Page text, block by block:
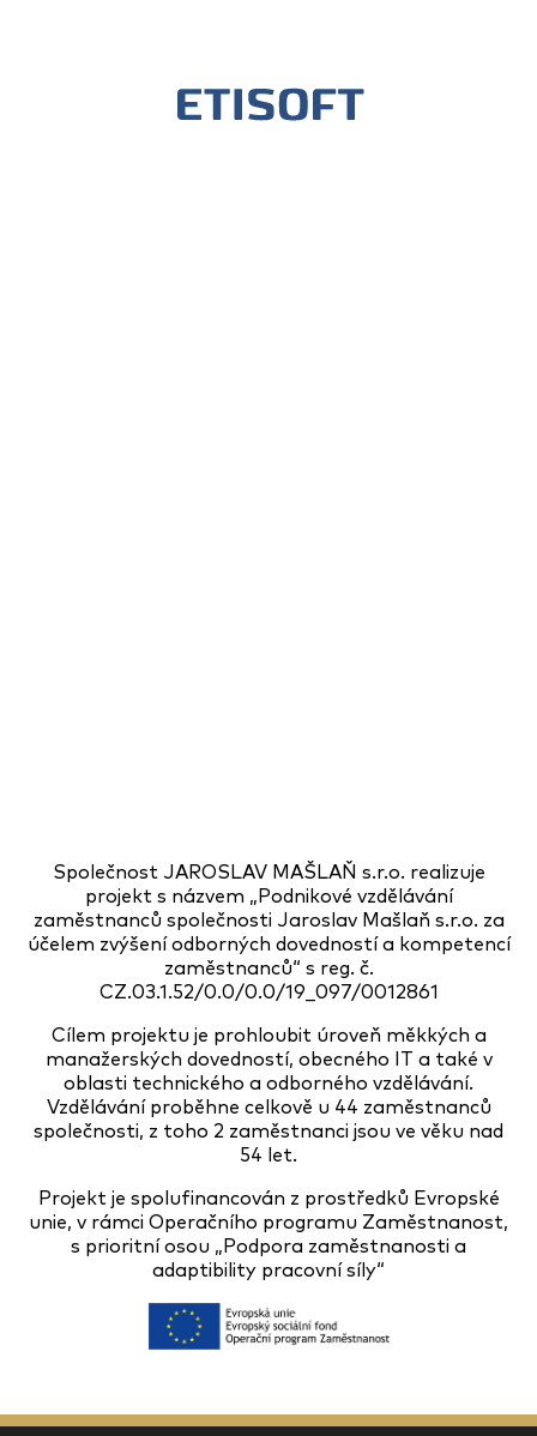
Společnost JAROSLAV MAŠLAŇ s.r.o. realizuje
projekt s názvem „Podnikové vzdělávání
zaměstnanců společnosti Jaroslav Mašlaň s.r.o. za
účelem zvýšení odborných dovedností a kompetencí
zaměstnanců“ s reg. č.
CZ.03.1.52/0.0/0.0/19_097/0012861
Cílem projektu je prohloubit úroveň měkkých a
manažerských dovedností, obecného IT a také v
oblasti technického a odborného vzdělávání.
Vzdělávání proběhne celkově u 44 zaměstnanců
společnosti, z toho 2 zaměstnanci jsou ve věku nad
54 let.
Projekt je spolufinancován z prostředků Evropské
unie, v rámci Operačního programu Zaměstnanost,
s prioritní osou „Podpora zaměstnanosti a
adaptibility pracovní síly“